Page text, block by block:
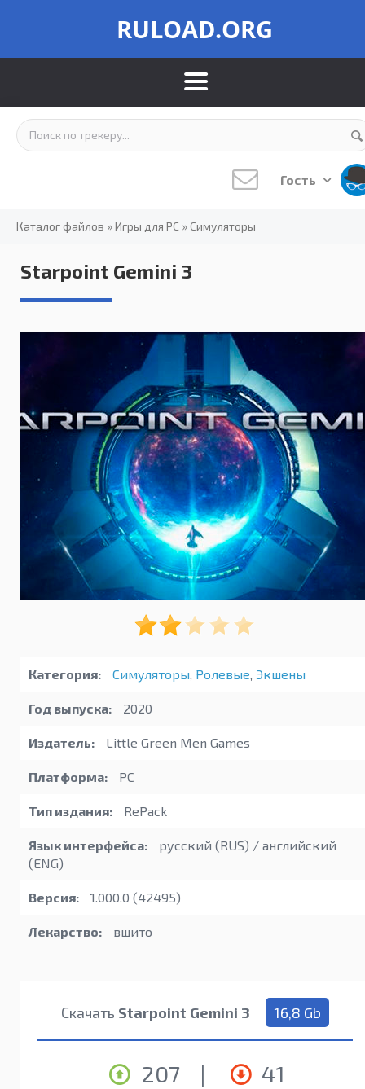
RULOAD.ORG
Гость
Каталог файлов »Игры для PC »Симуляторы
Starpoint Gemini 3
Категория: Симуляторы, Ролевые, Экшены
Год выпуска: 2020
Издатель: Little Green Men Games
Платформа: PC
Тип издания: RePack
Язык интерфейса:
русский (RUS) / английский
(ENG)
Версия: 1.000.0 (42495)
Лекарство: вшито
Скачать Starpoint Gemini 3 16,8 Gb
207 | 41